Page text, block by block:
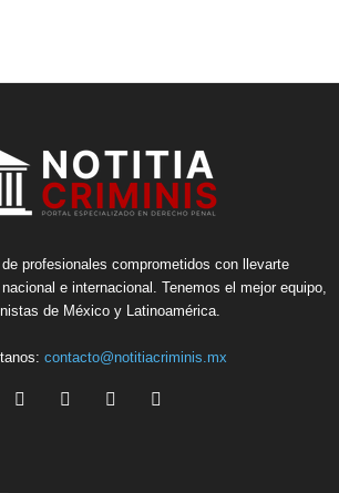
profesionales comprometidos con llevarte
e internacional. Tenemos el mejor equipo,
de México y Latinoamérica.
contacto@notitiacriminis.mx